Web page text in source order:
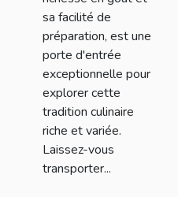
sa facilité de
préparation, est une
porte d'entrée
exceptionnelle pour
explorer cette
tradition culinaire
riche et variée.
Laissez-vous
transporter...